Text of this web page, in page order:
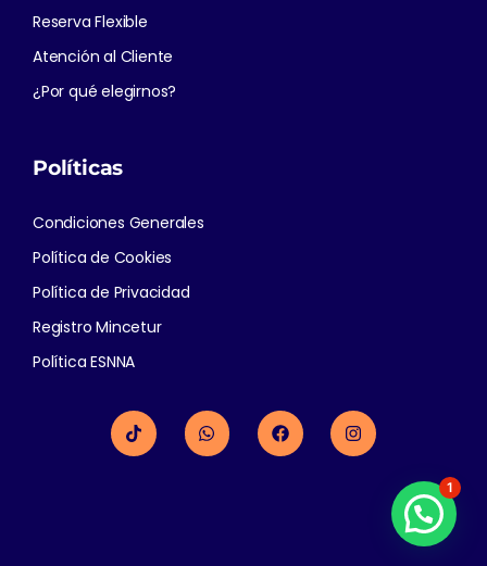
Reserva Flexible
Atención al Cliente
¿Por qué elegirnos?
Políticas
Condiciones Generales
Política de Cookies
Política de Privacidad
Registro Mincetur
Política ESNNA
1